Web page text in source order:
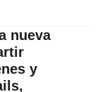
nueva
y